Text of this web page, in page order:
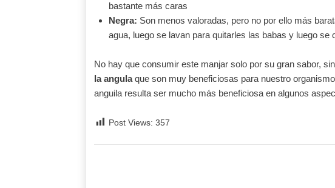
bastante más caras
Negra: Son menos valoradas, pero no por ello más
agua, luego se lavan para quitarles las babas y luego
No hay que consumir este manjar solo por su gran sabor,
la angulaque son muy beneficiosas para nuestro
anguila resulta ser mucho más beneficiosa en algunos
Post Views: 357